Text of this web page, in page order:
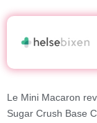
Le Mini Macaron
Sugar Crush Base